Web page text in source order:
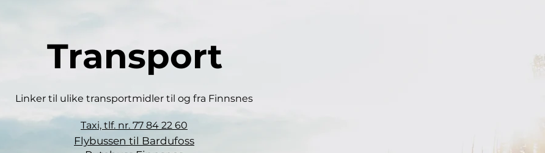
Transport
Linker til ulike transportmidler til og fra Finnsnes
Taxi, tlf. nr. 77 84 22 60
Flybussen til Bardufoss